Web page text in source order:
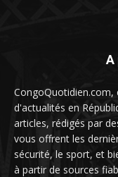
A
CongoQuotidien.com,
d'actualités en
articles, rédigés par
vous offrent les
sécurité, le sport, et
à partir de sources